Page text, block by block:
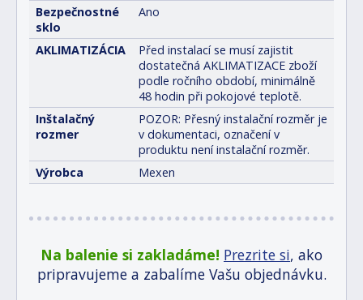
Bezpečnostné
sklo
Ano
AKLIMATIZÁCIA
Před instalací se musí zajistit
dostatečná AKLIMATIZACE zboží
podle ročního období, minimálně
48 hodin při pokojové teplotě.
Inštalačný
rozmer
POZOR: Přesný instalační rozměr je
v dokumentaci, označení v
produktu není instalační rozměr.
Výrobca
Mexen
Na balenie si zakladáme! Prezrite si, ako
pripravujeme a zabalíme Vašu objednávku.